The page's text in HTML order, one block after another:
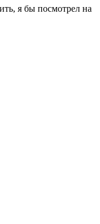
я бы посмотрел на